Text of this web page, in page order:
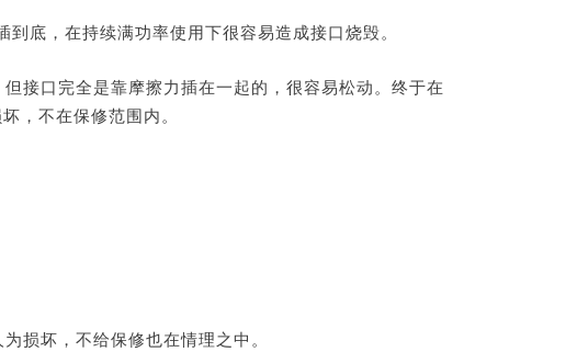
底，在持续满功率使用下很容易造成接口烧毁。
接口完全是靠摩擦力插在一起的，很容易松动。终于在
，不在保修范围内。
损坏，不给保修也在情理之中。